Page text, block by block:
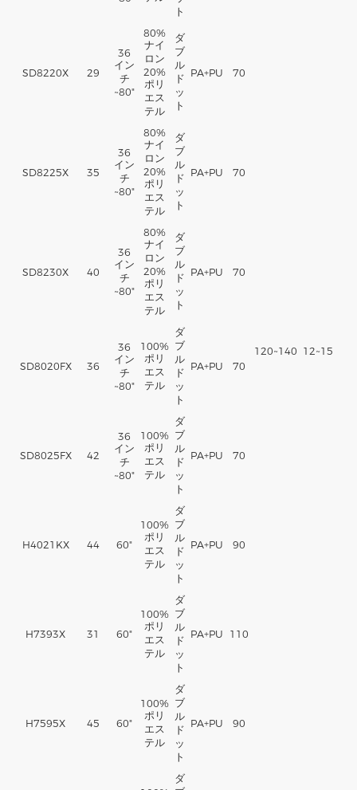
120~140 12~15
ト
SD8220X 29
36
イン
チ
~80"
80%
ナイ
ロン
20%
ポリ
エス
テル
ダ
ブ
ル
ド
ッ
ト
PA+PU 70
SD8225X 35
36
イン
チ
~80"
80%
ナイ
ロン
20%
ポリ
エス
テル
ダ
ブ
ル
ド
ッ
ト
PA+PU 70
SD8230X 40
36
イン
チ
~80"
80%
ナイ
ロン
20%
ポリ
エス
テル
ダ
ブ
ル
ド
ッ
ト
PA+PU 70
SD8020FX 36
36
イン
チ
~80"
100%
ポリ
エス
テル
ダ
ブ
ル
ド
ッ
ト
PA+PU 70
SD8025FX 42
36
イン
チ
~80"
100%
ポリ
エス
テル
ダ
ブ
ル
ド
ッ
ト
PA+PU 70
H4021KX 44 60"
100%
ポリ
エス
テル
ダ
ブ
ル
ド
ッ
ト
PA+PU 90
H7393X 31 60"
100%
ポリ
エス
テル
ダ
ブ
ル
ド
ッ
ト
PA+PU 110
H7595X 45 60"
100%
ポリ
エス
テル
ダ
ブ
ル
ド
ッ
ト
PA+PU 90
ダ